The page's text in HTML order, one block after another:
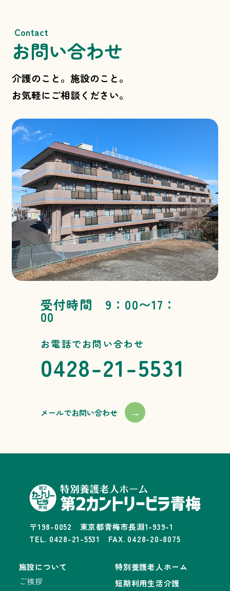
Contact
お問い合わせ
介護のこと。施設のこと。
お気軽にご相談ください。
受付時間 9：00〜17：
00
お電話でお問い合わせ
0428-21-5531
メールでお問い合わせ →
〒198-0052 東京都青梅市長淵1-939-1
TEL. 0428-21-5531 FAX. 0428-20-8075
施設について
ご挨拶
特別養護老人ホーム
短期利用生活介護